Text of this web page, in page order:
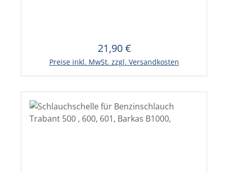
Regulärer Preis:
21,90 €
Preise inkl. MwSt. zzgl. Versandkosten
In den Warenkorb